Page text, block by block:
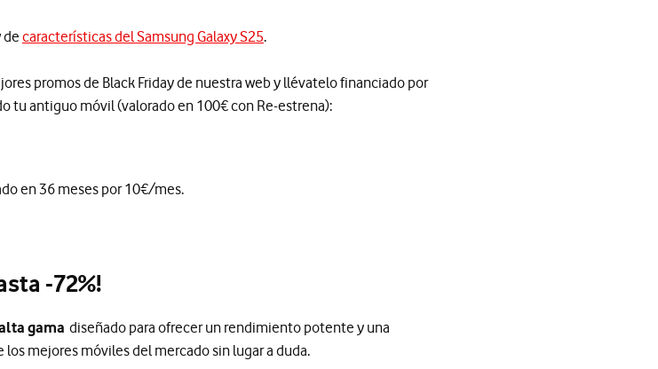
de características del Samsung Galaxy S25.
promos de Black Friday de nuestra web y llévatelo financiado por
tu antiguo móvil (valorado en 100€ con Re-estrena):
en 36 meses por 10€/mes.
-72%!
gama diseñado para ofrecer un rendimiento potente y una
mejores móviles del mercado sin lugar a duda.